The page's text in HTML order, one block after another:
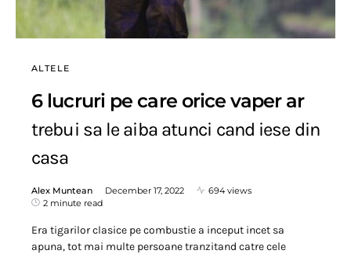
ALTELE
6 lucruri pe care orice vaper ar
trebui sa le aiba atunci cand iese din
casa
Alex Muntean December 17, 2022
694 views
2 minute read
Era tigarilor clasice pe combustie a inceput incet sa
apuna, tot mai multe persoane tranzitand catre cele